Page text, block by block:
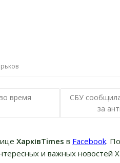
время
СБУ
за
ХарківTimes в Facebook.
и важных новостей